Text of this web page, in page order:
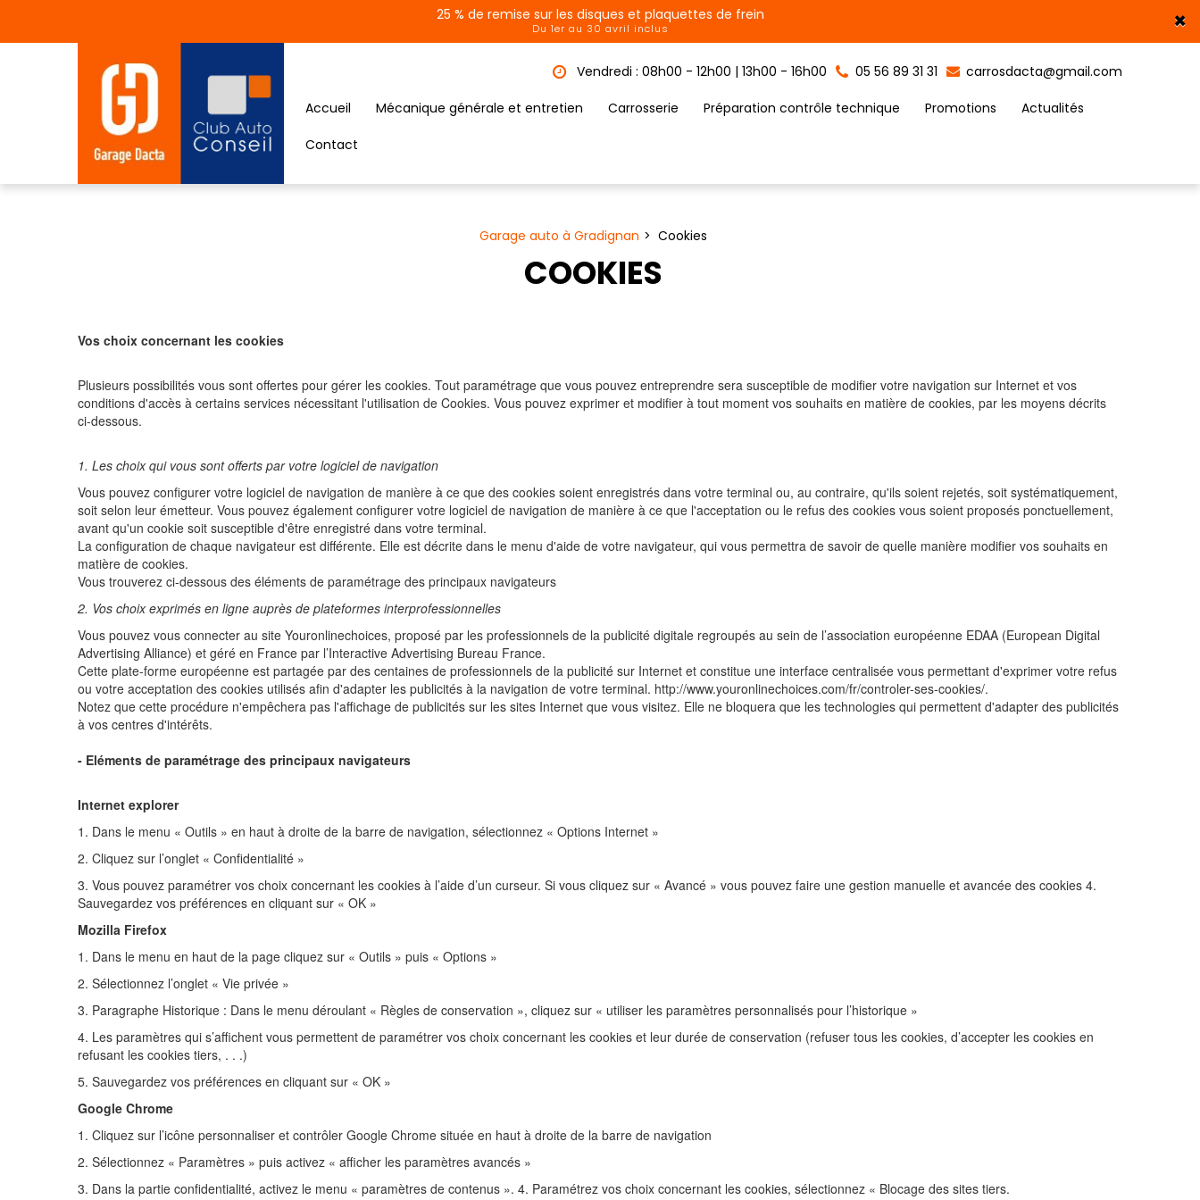
25 % de remise sur les disques et plaquettes de frein
Du 1er au 30 avril inclus ×
Vendredi : 08h00 - 12h00 | 13h00 - 16h00 05 56 89 31 31 carrosdacta@gmail.com
Accueil Mécanique générale et entretien Carrosserie Préparation contrôle technique Promotions Actualités
Contact
Garage auto à Gradignan Cookies
COOKIES
Vos choix concernant les cookies
Plusieurs possibilités vous sont offertes pour gérer les cookies. Tout paramétrage que vous pouvez entreprendre sera susceptible de modifier votre navigation sur Internet et vos
conditions d'accès à certains services nécessitant l'utilisation de Cookies. Vous pouvez exprimer et modifier à tout moment vos souhaits en matière de cookies, par les moyens décrits
ci-dessous.
1. Les choix qui vous sont offerts par votre logiciel de navigation
Vous pouvez configurer votre logiciel de navigation de manière à ce que des cookies soient enregistrés dans votre terminal ou, au contraire, qu'ils soient rejetés, soit systématiquement,
soit selon leur émetteur. Vous pouvez également configurer votre logiciel de navigation de manière à ce que l'acceptation ou le refus des cookies vous soient proposés ponctuellement,
avant qu'un cookie soit susceptible d'être enregistré dans votre terminal.
La configuration de chaque navigateur est différente. Elle est décrite dans le menu d'aide de votre navigateur, qui vous permettra de savoir de quelle manière modifier vos souhaits en
matière de cookies.
Vous trouverez ci-dessous des éléments de paramétrage des principaux navigateurs
2. Vos choix exprimés en ligne auprès de plateformes interprofessionnelles
Vous pouvez vous connecter au site Youronlinechoices, proposé par les professionnels de la publicité digitale regroupés au sein de l’association européenne EDAA (European Digital
Advertising Alliance) et géré en France par l’Interactive Advertising Bureau France.
Cette plate-forme européenne est partagée par des centaines de professionnels de la publicité sur Internet et constitue une interface centralisée vous permettant d'exprimer votre refus
ou votre acceptation des cookies utilisés afin d'adapter les publicités à la navigation de votre terminal. http://www.youronlinechoices.com/fr/controler-ses-cookies/.
Notez que cette procédure n'empêchera pas l'affichage de publicités sur les sites Internet que vous visitez. Elle ne bloquera que les technologies qui permettent d'adapter des publicités
à vos centres d'intérêts.
- Eléments de paramétrage des principaux navigateurs
Internet explorer
1. Dans le menu « Outils » en haut à droite de la barre de navigation, sélectionnez « Options Internet »
2. Cliquez sur l’onglet « Confidentialité »
3. Vous pouvez paramétrer vos choix concernant les cookies à l’aide d’un curseur. Si vous cliquez sur « Avancé » vous pouvez faire une gestion manuelle et avancée des cookies 4.
Sauvegardez vos préférences en cliquant sur « OK »
Mozilla Firefox
1. Dans le menu en haut de la page cliquez sur « Outils » puis « Options »
2. Sélectionnez l’onglet « Vie privée »
3. Paragraphe Historique : Dans le menu déroulant « Règles de conservation », cliquez sur « utiliser les paramètres personnalisés pour l’historique »
4. Les paramètres qui s’affichent vous permettent de paramétrer vos choix concernant les cookies et leur durée de conservation (refuser tous les cookies, d’accepter les cookies en
refusant les cookies tiers, . . .)
5. Sauvegardez vos préférences en cliquant sur « OK »
Google Chrome
1. Cliquez sur l’icône personnaliser et contrôler Google Chrome située en haut à droite de la barre de navigation
2. Sélectionnez « Paramètres » puis activez « afficher les paramètres avancés »
3. Dans la partie confidentialité, activez le menu « paramètres de contenus ». 4. Paramétrez vos choix concernant les cookies, sélectionnez « Blocage des sites tiers.